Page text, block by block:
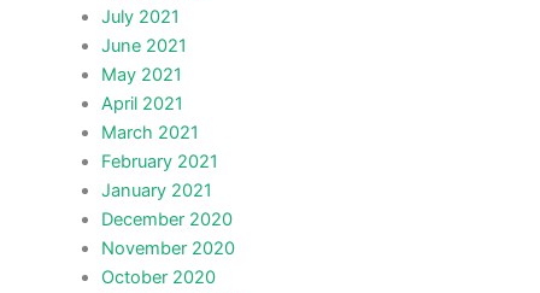
July 2021
June 2021
May 2021
April 2021
March 2021
February 2021
January 2021
December 2020
November 2020
October 2020